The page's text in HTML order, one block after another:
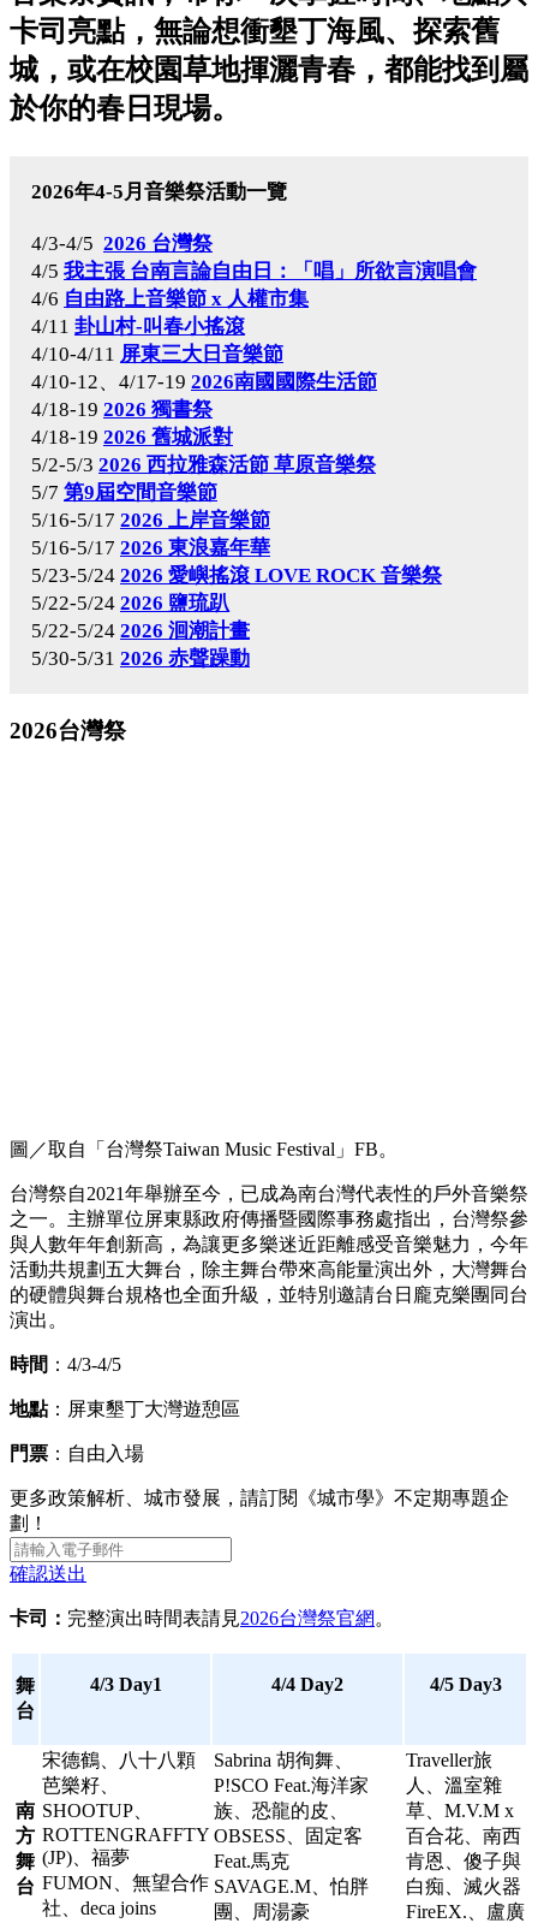
卡司亮點，無論想衝墾丁海風、探索舊
城，或在校園草地揮灑青春，都能找到屬
於你的春日現場。
2026年4-5月音樂祭活動一覽
4/3-4/5 2026 台灣祭
4/5 我主張 台南言論自由日：「唱」所欲言演唱會
4/6 自由路上音樂節 x 人權市集
4/11 卦山村-叫春小搖滾
4/10-4/11 屏東三大日音樂節
4/10-12、4/17-19 2026南國國際生活節
4/18-19 2026 獨書祭
4/18-19 2026 舊城派對
5/2-5/3 2026 西拉雅森活節 草原音樂祭
5/7 第9屆空間音樂節
5/16-5/17 2026 上岸音樂節
5/16-5/17 2026 東浪嘉年華
5/23-5/24 2026 愛嶼搖滾 LOVE ROCK 音樂祭
5/22-5/24 2026 鹽琉趴
5/22-5/24 2026 洄潮計畫
5/30-5/31 2026 赤聲躁動
2026台灣祭
圖／取自「台灣祭Taiwan Music Festival」FB。
台灣祭自2021年舉辦至今，已成為南台灣代表性的戶外音樂祭
之一。主辦單位屏東縣政府傳播暨國際事務處指出，台灣祭參
與人數年年創新高，為讓更多樂迷近距離感受音樂魅力，今年
活動共規劃五大舞台，除主舞台帶來高能量演出外，大灣舞台
的硬體與舞台規格也全面升級，並特別邀請台日龐克樂團同台
演出。
時間 ：4/3-4/5
地點：屏東墾丁大灣遊憩區
門票 ：自由入場
更多政策解析、城市發展，請訂閱《城市學》不定期專題企
劃！
確認送出
卡司： 完整演出時間表請見2026台灣祭官網 。
舞
台
4/3 Day1 4/4 Day2 4/5 Day3
南
方
舞
台
宋德鶴、八十八顆
芭樂籽、
SHOOTUP、
ROTTENGRAFFTY
(JP)、福夢
FUMON、無望合作
社、deca joins
Sabrina 胡徇舞、
P!SCO Feat.海洋家
族、恐龍的皮、
OBSESS、固定客
Feat.馬克
SAVAGE.M、怕胖
團、周湯豪
Traveller旅
人、溫室雜
草、M.V.M x
百合花、南西
肯恩、傻子與
白痴、滅火器
FireEX.、盧廣